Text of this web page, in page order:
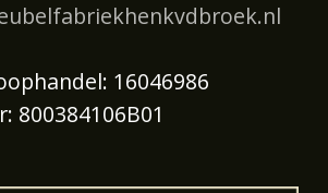
16046986
800384106B01